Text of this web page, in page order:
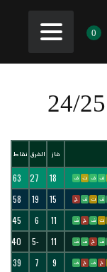
0
فاز الفرق نقاط
ف ف ت ف 18
27
63
ف ت ف خ 15
19
58
ت ف خ ف 11
6
45
ف خ ف ف 11
-5
40
خ ف خ ف 9
7
39